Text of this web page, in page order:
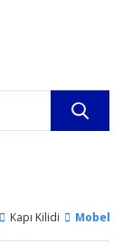
Kapı Kilidi